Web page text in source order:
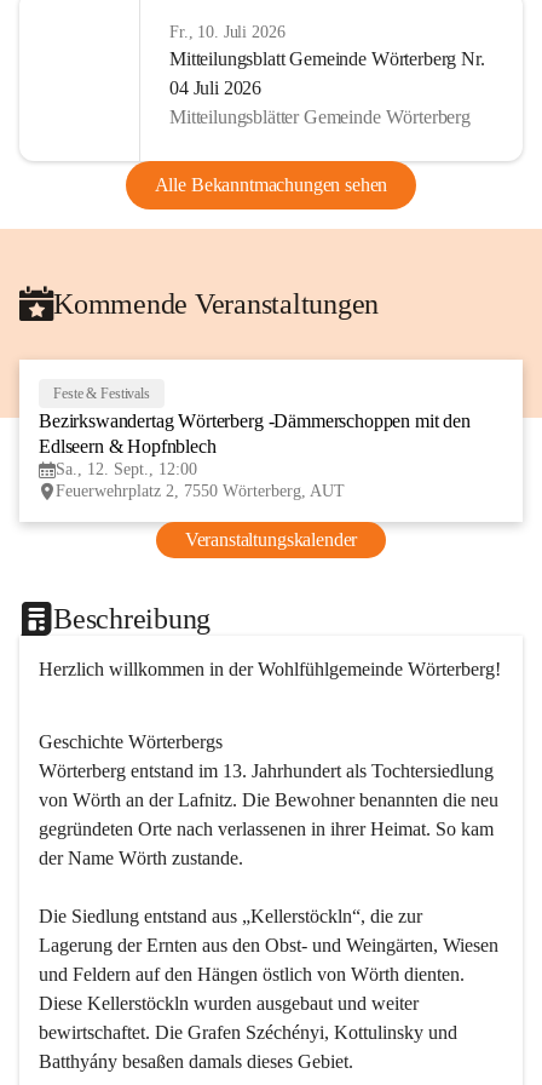
Fr., 10. Juli 2026
Mitteilungsblatt Gemeinde Wörterberg Nr.
04 Juli 2026
Mitteilungsblätter Gemeinde Wörterberg
Alle Bekanntmachungen sehen
Kommende Veranstaltungen
Feste & Festivals
Bezirkswandertag Wörterberg -Dämmerschoppen mit den
Edlseern & Hopfnblech
Sa., 12. Sept., 12:00
Feuerwehrplatz 2, 7550 Wörterberg, AUT
Veranstaltungskalender
Beschreibung
Herzlich willkommen in der Wohlfühlgemeinde Wörterberg!
Geschichte Wörterbergs
Wörterberg entstand im 13. Jahrhundert als Tochtersiedlung
von Wörth an der Lafnitz. Die Bewohner benannten die neu
gegründeten Orte nach verlassenen in ihrer Heimat. So kam
der Name Wörth zustande.
Die Siedlung entstand aus „Kellerstöckln“, die zur
Lagerung der Ernten aus den Obst- und Weingärten, Wiesen
und Feldern auf den Hängen östlich von Wörth dienten.
Diese Kellerstöckln wurden ausgebaut und weiter
bewirtschaftet. Die Grafen Széchényi, Kottulinsky und
Batthyány besaßen damals dieses Gebiet.